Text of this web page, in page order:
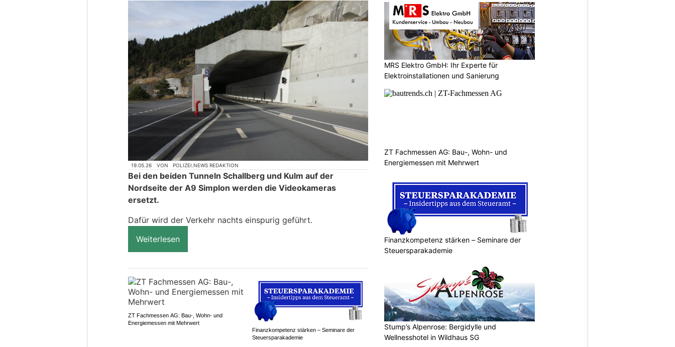
19.05.26 VON POLIZEI.NEWS REDAKTION
Bei den beiden Tunneln Schallberg und Kulm auf der
Nordseite der A9 Simplon werden die Videokameras
ersetzt.
Dafür wird der Verkehr nachts einspurig geführt.
Weiterlesen
ZT Fachmessen AG: Bau-, Wohn- und
Energiemessen mit Mehrwert
Finanzkompetenz stärken – Seminare der
Steuersparakademie
MRS Elektro GmbH: Ihr Experte für
Elektroinstallationen und Sanierung
ZT Fachmessen AG: Bau-, Wohn- und
Energiemessen mit Mehrwert
Finanzkompetenz stärken – Seminare der
Steuersparakademie
Stump’s Alpenrose: Bergidylle und
Wellnesshotel in Wildhaus SG